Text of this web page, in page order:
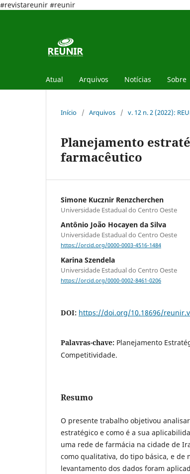
#revistareunir #reunir
Atual Arquivos Notícias Sobre
Início / Arquivos / v. 12 n. 2 (2022):
Planejamento
farmacêutico
Simone Kucznir Renzcherchen
Universidade Estadual do Centro Oeste
Antônio João Hocayen da Silva
Universidade Estadual do Centro Oeste
https://orcid.org/0000-0003-4516-1484
Karina Szendela
Universidade Estadual do Centro Oeste
https://orcid.org/0000-0002-8461-0206
DOI: https://doi.org/10.18696/
Palavras-chave: Planejamento
Competitividade.
Resumo
O presente trabalho objetivou
estratégico e como é a sua
uma rede de farmácia na cidade de
como qualitativa, do tipo básica, e de
levantamento dos dados foram